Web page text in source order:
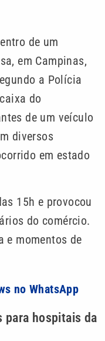
de um
em Campinas,
a Polícia
do
de um veículo
diversos
em estado
15h e provocou
do comércio.
e momentos de
no WhatsApp
para hospitais da